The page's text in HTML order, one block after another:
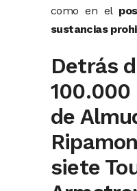
como en el
sustancias
Detrás
100.000
de
siete